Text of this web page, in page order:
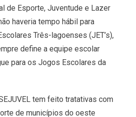
de Esporte, Juventude e Lazer
haveria tempo hábil para
Três-lagoenses (JET’s),
define a equipe escolar
para os Jogos Escolares da
tem feito tratativas com
de municípios do oeste